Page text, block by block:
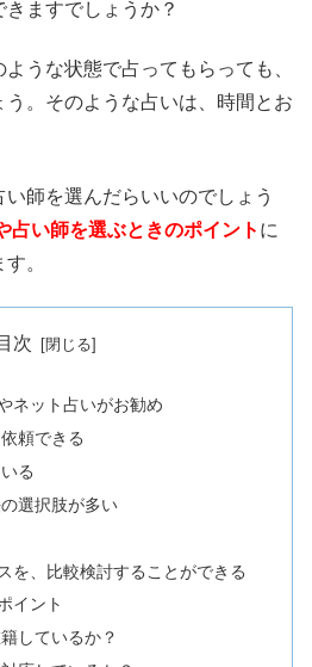
ますでしょうか？
うな状態で占ってもらっても、
。そのような占いは、時間とお
師を選んだらいいのでしょう
占い師を選ぶときのポイント に
。
次
ネット占いがお勧め
頼できる
る
選択肢が多い
を、比較検討することができる
イント
しているか？